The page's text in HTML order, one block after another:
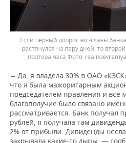
Если первый допрос экс-главы
растянулся на пару дней, то
полтора часа
— Да, я владела 30% в ОАО
что я была мажоритарным
председателем правления и все
благополучие было связано
рассматривается. Банк получал
рублей, я получала там
2% от прибыли. Дивиденды
закрывала какие-то дыры, —